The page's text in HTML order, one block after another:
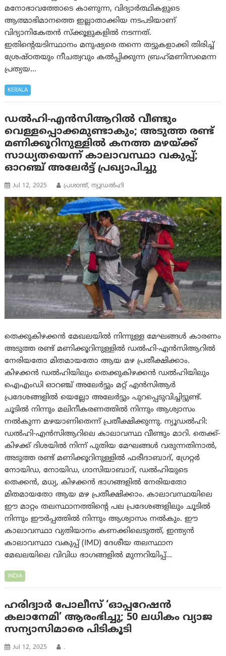
മനോഭാവത്തോടെ കാണുന്ന, വിദ്യാർത്ഥികളുടെ
ആത്മാഭിമാനത്തെ ഇല്ലാതാക്കിയ നടപടിയാണ്
വിദ്യാനികേതൻ സ്ക്കൂളുകളിൽ നടന്നത്.
ഇതിന്റെയടിസ്ഥാനം മനുഷ്യരെ തന്നെ തട്ടുകളാക്കി തിരിച്ച്
ശ്രേഷ്ഠതയും നീചത്വവും കൽപ്പിക്കുന്ന ബ്രഹ്‌മണിസമെന്ന
പ്രത്യയ…
KERALA
ഡൽഹി-എൻസിആറിൽ വീണ്ടും
വെള്ളപ്പൊക്കമുണ്ടാകും; അടുത്ത രണ്ട്
മണിക്കൂറിനുള്ളിൽ കനത്ത മഴയ്ക്ക്
സാധ്യതയെന്ന് കാലാവസ്ഥാ വകുപ്പ്;
ഓറഞ്ച് അലേർട്ട് പ്രഖ്യാപിച്ചു
Jul 12, 2025 പ്രശാന്ത്, ന്യൂഡല്‍ഹി
തെക്കുകിഴക്കൻ മേഖലയിൽ നിന്നുള്ള മേഘങ്ങൾ കാരണം
അടുത്ത രണ്ട് മണിക്കൂറിനുള്ളിൽ ഡൽഹി-എൻസിആറിൽ
നേരിയതോ മിതമായതോ ആയ മഴ പ്രതീക്ഷിക്കാം.
കിഴക്കൻ ഡൽഹിയിലും തെക്കുകിഴക്കൻ ഡൽഹിയിലും
ഐഎംഡി ഓറഞ്ച് അലേർട്ടും മറ്റ് എൻസിആർ
പ്രദേശങ്ങളിൽ യെല്ലോ അലേർട്ടും പുറപ്പെടുവിച്ചിട്ടുണ്ട്.
ചൂടിൽ നിന്നും മലിനീകരണത്തിൽ നിന്നും ആശ്വാസം
നൽകുന്ന മഴയാണിതെന്ന് പ്രതീക്ഷിക്കുന്നു. ന്യൂഡല്‍ഹി:
ഡൽഹി-എൻസിആറിലെ കാലാവസ്ഥ വീണ്ടും മാറി. തെക്ക്-
കിഴക്ക് ദിശയിൽ നിന്ന് പുതിയ മേഘങ്ങൾ വരുന്നതിനാൽ,
അടുത്ത രണ്ട് മണിക്കൂറിനുള്ളിൽ ഫരീദാബാദ്, ഗ്രേറ്റർ
നോയിഡ, നോയിഡ, ഗാസിയാബാദ്, ഡൽഹിയുടെ
തെക്കൻ, മധ്യ, കിഴക്കൻ ഭാഗങ്ങളിൽ നേരിയതോ
മിതമായതോ ആയ മഴ പ്രതീക്ഷിക്കാം. കാലാവസ്ഥയിലെ
ഈ മാറ്റം തലസ്ഥാനത്തിന്റെ പല പ്രദേശങ്ങളിലും ചൂടിൽ
നിന്നും ഈർപ്പത്തിൽ നിന്നും ആശ്വാസം നൽകും. ഈ
കാലാവസ്ഥാ വ്യതിയാനം കണക്കിലെടുത്ത്, ഇന്ത്യൻ
കാലാവസ്ഥാ വകുപ്പ് (IMD) ദേശീയ തലസ്ഥാന
മേഖലയിലെ വിവിധ ഭാഗങ്ങളിൽ മുന്നറിയിപ്പ്…
INDIA
ഹരിദ്വാർ പോലീസ് ‘ഓപ്പറേഷൻ
കലാനേമി’ ആരംഭിച്ചു; 50 ലധികം വ്യാജ
സന്യാസിമാരെ പിടികൂടി
Jul 12, 2025 .